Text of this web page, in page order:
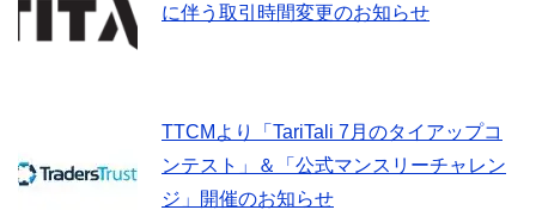
に伴う取引時間変更のお知らせ
TTCMより「TariTali 7月のタイアップコ
ンテスト」＆「公式マンスリーチャレン
ジ」開催のお知らせ